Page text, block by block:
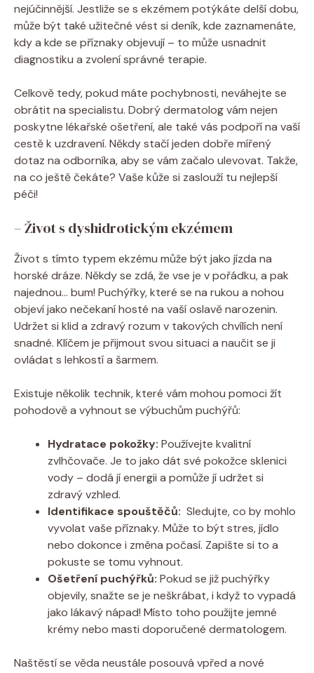
nejúčinnější. Jestliže se s ekzémem potýkáte delší dobu,
může být také užitečné vést si deník, kde zaznamenáte,
kdy a kde ⁤se příznaky objevují – to může usnadnit ​
diagnostiku a zvolení správné terapie.
Celkově ‌tedy, pokud máte pochybnosti, neváhejte se
obrátit na specialistu. Dobrý dermatolog vám nejen
poskytne lékařské ošetření,⁣ ale také vás podpoří na vaší
cestě k uzdravení. Někdy stačí jeden dobře mířený
dotaz na odborníka, aby​ se vám začalo ulevovat. Takže,
na co ještě ⁢čekáte? Vaše kůže si zaslouží tu nejlepší
⁤péči!
– Život‍ s dyshidrotickým ekzémem
Život s tímto typem ekzému⁢ může být jako jízda na
horské dráze. Někdy se zdá, že vse je v pořádku, a pak
najednou… bum! Puchýřky, které se ⁤na rukou a nohou
objeví jako nečekaní hosté​ na vaší oslavě narozenin.
Udržet‌ si klid a zdravý rozum v takových chvílích není
snadné. Klíčem je přijmout svou situaci a naučit se ji
ovládat s lehkostí⁢ a šarmem.
Existuje několik technik, které vám mohou pomoci žít
pohodově ​a ⁤vyhnout se ⁢výbuchům puchýřů:
Hydratace pokožky: Používejte kvalitní
zvlhčovače. Je ⁢to jako dát své pokožce sklenici
vody – dodá‌ jí energii a pomůže jí udržet si
zdravý vzhled.
Identifikace spouštěčů: ‍ Sledujte, co by ​mohlo
‌vyvolat vaše příznaky. Může to být stres, jídlo
nebo dokonce ⁢i změna počasí. Zapište si to a⁤
pokuste se tomu vyhnout.
Ošetření‌ puchýřků: Pokud se již puchýřky
objevily,⁣ snažte se je neškrábat, i když to vypadá
jako lákavý nápad! Místo toho použijte‌ jemné
krémy nebo​ masti doporučené dermatologem.
Naštěstí se věda ⁢neustále posouvá vpřed a nové